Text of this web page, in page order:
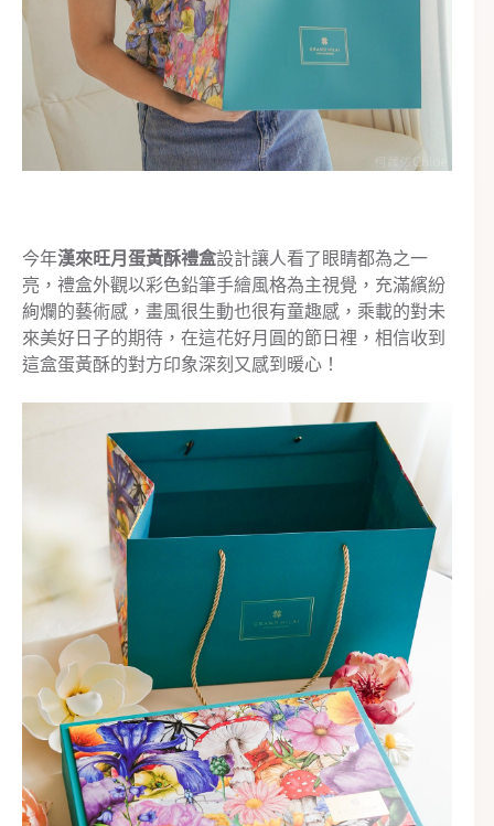
今年漢來旺月蛋黃酥禮盒設計讓人看了眼睛都為之一
亮，禮盒外觀以彩色鉛筆手繪風格為主視覺，充滿繽紛
絢爛的藝術感，畫風很生動也很有童趣感，乘載的對未
來美好日子的期待，在這花好月圓的節日裡，相信收到
這盒蛋黃酥的對方印象深刻又感到暖心！